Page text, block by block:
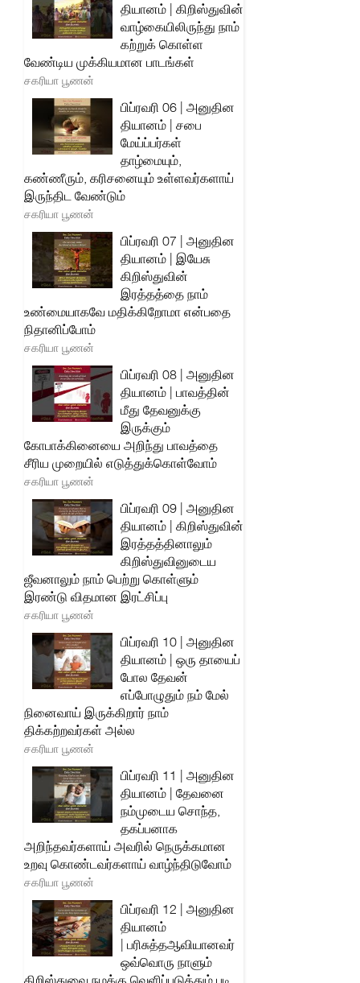
தியானம் | கிறிஸ்துவின்
வாழ்கையிலிருந்து நாம்
கற்றுக் கொள்ள
வேண்டிய முக்கியமான பாடங்கள்
சகரியா பூணன்
பிப்ரவரி 06 | அனுதின
தியானம் | சபை
மேய்ப்பர்கள்
தாழ்மையும்,
கண்ணீரும், கரிசனையும் உள்ளவர்களாய்
இருந்திட வேண்டும்
சகரியா பூணன்
பிப்ரவரி 07 | அனுதின
தியானம் | இயேசு
கிறிஸ்துவின்
இரத்தத்தை நாம்
உண்மையாகவே மதிக்கிறோமா என்பதை
நிதானிப்போம்
சகரியா பூணன்
பிப்ரவரி 08 | அனுதின
தியானம் | பாவத்தின்
மீது தேவனுக்கு
இருக்கும்
கோபாக்கினையை அறிந்து பாவத்தை
சீரிய முறையில் எடுத்துக்கொள்வோம்
சகரியா பூணன்
பிப்ரவரி 09 | அனுதின
தியானம் | கிறிஸ்துவின்
இரத்தத்தினாலும்
கிறிஸ்துவினுடைய
ஜீவனாலும் நாம் பெற்று கொள்ளும்
இரண்டு விதமான இரட்சிப்பு
சகரியா பூணன்
பிப்ரவரி 10 | அனுதின
தியானம் | ஒரு தாயைப்
போல தேவன்
எப்போழுதும் நம் மேல்
நினைவாய் இருக்கிறார் நாம்
திக்கற்றவர்கள் அல்ல
சகரியா பூணன்
பிப்ரவரி 11 | அனுதின
தியானம் | தேவனை
நம்முடைய சொந்த,
தகப்பனாக
அறிந்தவர்களாய் அவரில் நெருக்கமான
உறவு கொண்டவர்களாய் வாழ்ந்திடுவோம்
சகரியா பூணன்
பிப்ரவரி 12 | அனுதின
தியானம்
| பரிசுத்தஆவியானவர்
ஒவ்வொரு நாளும்
கிறிஸ்துவை நமக்கு வெளிப்படுத்தும் படி